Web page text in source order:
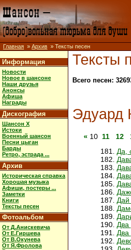
Главная » Архив » Тексты песен
Информация
Новости
Новое в шансоне
Наши друзья
Анонсы
Афиша
Награды
Дискография
Шансон X
Истоки
Военный шансон
Песни цыган
Барды
Ретро, эстрада ...
Архив
Историческая справка
Хорошая музыка
Афиши, постеры ...
Заметки
Книги
Тексты песен
Фотоальбом
От Д.Анискевича
От Е.Гиршева
От В.Окунева
От Я.Фролова
Тексты
Всего песен:
Эдуард
« 10 11 12
Да,
Два
Два